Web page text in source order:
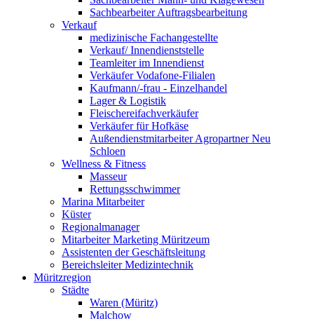
Sachbearbeiter Auftragsbearbeitung
Verkauf
medizinische Fachangestellte
Verkauf/ Innendienststelle
Teamleiter im Innendienst
Verkäufer Vodafone-Filialen
Kaufmann/-frau - Einzelhandel
Lager & Logistik
Fleischereifachverkäufer
Verkäufer für Hofkäse
Außendienstmitarbeiter Agropartner Neu
Schloen
Wellness & Fitness
Masseur
Rettungsschwimmer
Marina Mitarbeiter
Küster
Regionalmanager
Mitarbeiter Marketing Müritzeum
Assistenten der Geschäftsleitung
Bereichsleiter Medizintechnik
Müritzregion
Städte
Waren (Müritz)
Malchow